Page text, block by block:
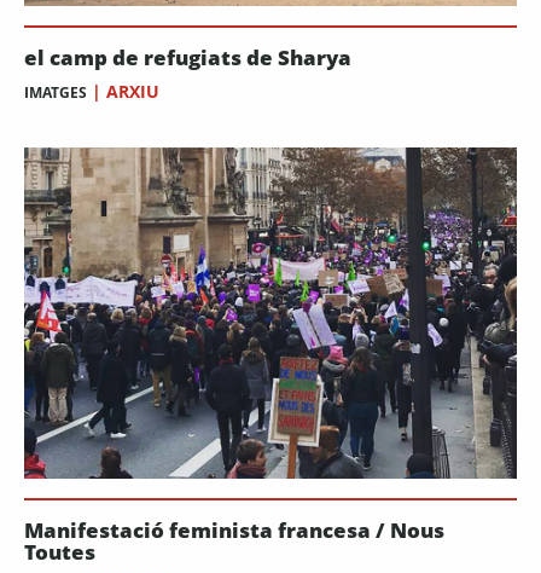
el camp de refugiats de Sharya
IMATGES | ARXIU
Manifestació feminista francesa / Nous
Toutes